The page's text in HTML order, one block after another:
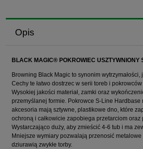
Opis
BLACK MAGIC® POKROWIEC USZTYWNIONY
Browning Black Magic to synonim wytrzymałości,
Cechy te łatwo dostrzec w serii toreb i
Wysokiej jakości materiał, zamki oraz
przemyślanej formie. Pokrowce S-Line Hardbase
akcesoria mają sztywne, plastikowe dno, które
ochroną i całkowicie zapobiega przetarciom oraz
Wystarczająco duży, aby zmieścić 4-6 tub i ma
Mniejsze wymiary pozwalają przenosić metalowe
dziurawią zwykłe torby.